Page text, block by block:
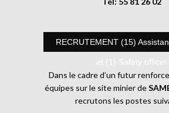
RECRUTEMENT (15)
et (1) Safety officer
Dans le cadre d’un futur
équipes sur le site minier de
recrutons les postes